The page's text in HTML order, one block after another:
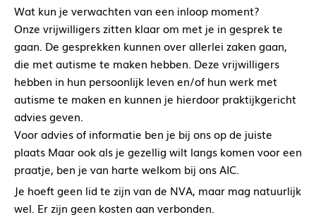
Wat kun je verwachten van een inloop moment?
Onze vrijwilligers zitten klaar om met je in gesprek te
gaan. De gesprekken kunnen over allerlei zaken gaan,
die met autisme te maken hebben. Deze vrijwilligers
hebben in hun persoonlijk leven en/of hun werk met
autisme te maken en kunnen je hierdoor praktijkgericht
advies geven.
Voor advies of informatie ben je bij ons op de juiste
plaats Maar ook als je gezellig wilt langs komen voor een
praatje, ben je van harte welkom bij ons AIC.
Je hoeft geen lid te zijn van de NVA, maar mag natuurlijk
wel. Er zijn geen kosten aan verbonden.